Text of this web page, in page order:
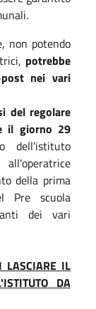
non potendo
potrebbe
nei vari
del regolare
il giorno 29
dell'istituto
della prima
Pre scuola
dei vari
LASCIARE IL
DA